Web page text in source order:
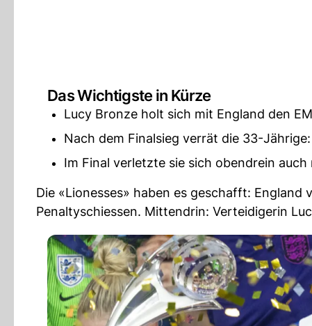
Das Wichtigste in Kürze
Lucy Bronze holt sich mit England den
Nach dem Finalsieg verrät die 33-
Im Final verletzte sie sich obendrein
Die «Lionesses» haben es geschafft:
Penaltyschiessen. Mittendrin: Verteidigerin